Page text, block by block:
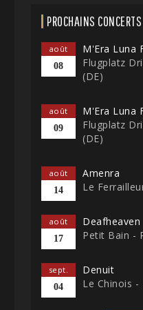
PROCHAINS CONCERTS
août
08
M'Era Luna
Flugplatz
(DE)
août
09
M'Era Luna
Flugplatz
(DE)
août
14
Amenra
Le
août
17
Deafheaven
Petit Bain -
sept.
04
Denuit
Le Chinois